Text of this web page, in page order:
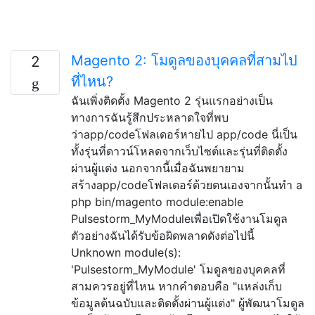
2
Magento 2: โมดูลของบุคคลที่สามไป
ที่ไหน?
ฉันเพิ่งติดตั้ง Magento 2 รุ่นแรกอย่างเป็น
ทางการฉันรู้สึกประหลาดใจที่พบ
ว่าapp/codeโฟลเดอร์หายไป app/code นี่เป็น
ทั้งรุ่นที่ดาวน์โหลดจากเว็บไซต์และรุ่นที่ติดตั้ง
ผ่านผู้แต่ง นอกจากนี้เมื่อฉันพยายาม
สร้างapp/codeโฟลเดอร์ด้วยตนเองจากนั้นทำ a
php bin/magento module:enable
Pulsestorm_MyModuleเพื่อเปิดใช้งานโมดูล
ตัวอย่างฉันได้รับข้อผิดพลาดดังต่อไปนี้
Unknown module(s):
'Pulsestorm_MyModule' โมดูลของบุคคลที่
สามควรอยู่ที่ไหน หากคำตอบคือ "แหล่งเก็บ
ข้อมูลต้นฉบับและติดตั้งผ่านผู้แต่ง" ผู้พัฒนาโมดูล